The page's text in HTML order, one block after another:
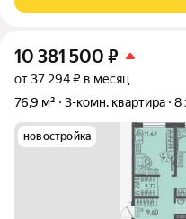
10 381 500 ₽
от 37 294 ₽ в месяц
76,9 м²
3-комн. квартира 8
новостройка